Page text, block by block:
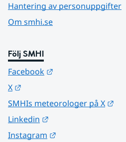
Hantering av personuppgifter
Om smhi.se
Följ SMHI
Facebook
X
SMHIs meteorologer på X
Linkedin
Instagram